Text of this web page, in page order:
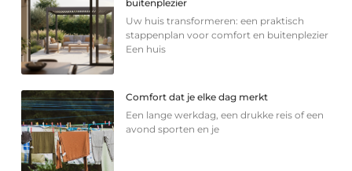
buitenplezier
Uw huis transformeren: een praktisch
stappenplan voor comfort en buitenplezier
Een huis
Comfort dat je elke dag merkt
Een lange werkdag, een drukke reis of een
avond sporten en je